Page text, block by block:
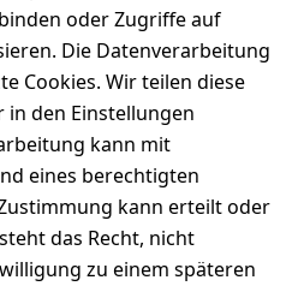
oder Zugriffe auf
Die Datenverarbeitung
Cookies. Wir teilen diese
den Einstellungen
kann mit
eines berechtigten
kann erteilt oder
das Recht, nicht
zu einem späteren
Retourenlage
r: Eichenallee
3, 06184
Kabelsketal
Telefon: +49
1512 6260858
E-Mail:
info@konsyst
em.de
★★★★☆
Top-Verkäufer
★★★★★
Bewertungen
Über 228.000